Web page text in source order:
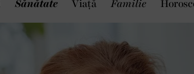
Sănătate Viaţă Familie